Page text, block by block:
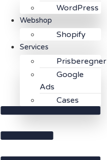
WordPress
Webshop
Shopify
Services
Prisberegner
Google
Ads
Cases